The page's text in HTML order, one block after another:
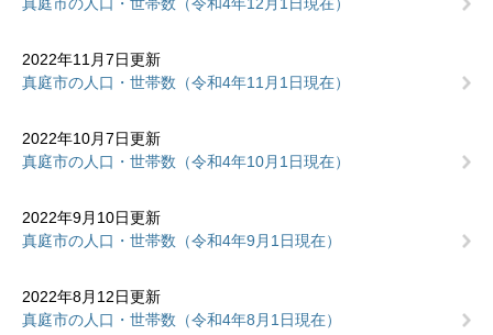
2022年11月7日更新
真庭市の人口・世帯数（令和4年11月1日現在）
2022年10月7日更新
真庭市の人口・世帯数（令和4年10月1日現在）
2022年9月10日更新
真庭市の人口・世帯数（令和4年9月1日現在）
2022年8月12日更新
真庭市の人口・世帯数（令和4年8月1日現在）